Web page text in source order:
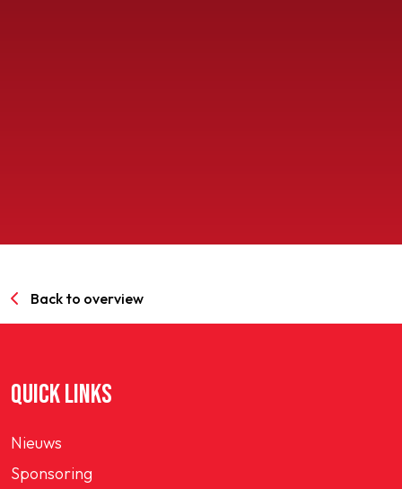
Back to overview
QUICK LINKS
Nieuws
Sponsoring